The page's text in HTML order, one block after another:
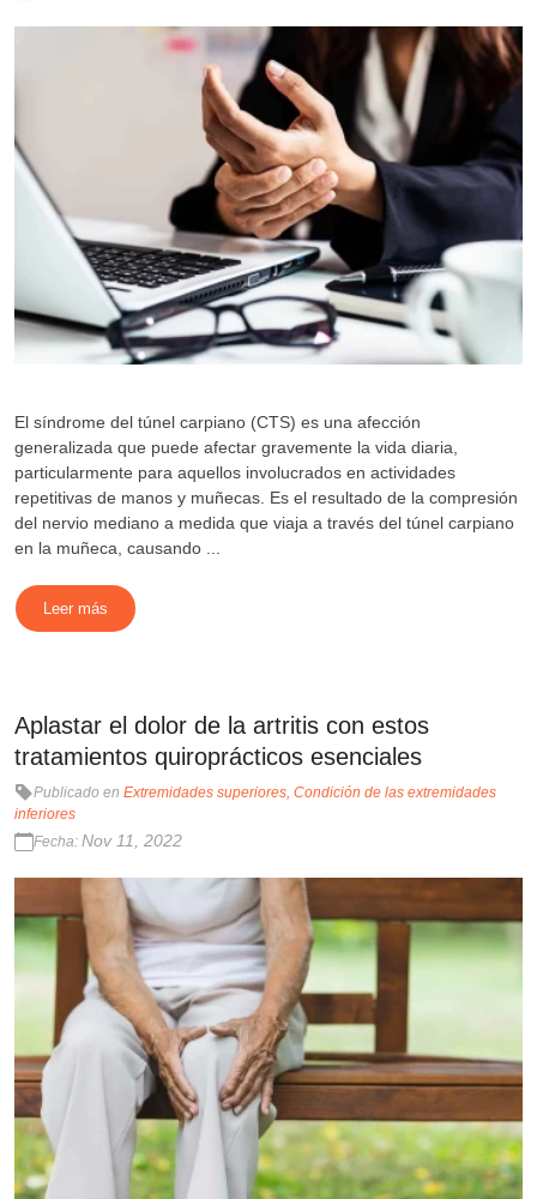
El síndrome del túnel carpiano (CTS) es una afección
generalizada que puede afectar gravemente la vida diaria,
particularmente para aquellos involucrados en actividades
repetitivas de manos y muñecas. Es el resultado de la compresión
del nervio mediano a medida que viaja a través del túnel carpiano
en la muñeca, causando ...
Leer más
Aplastar el dolor de la artritis con estos
tratamientos quiroprácticos esenciales
Publicado en Extremidades superiores Condición de las extremidades
inferiores
Fecha: Nov 11, 2022